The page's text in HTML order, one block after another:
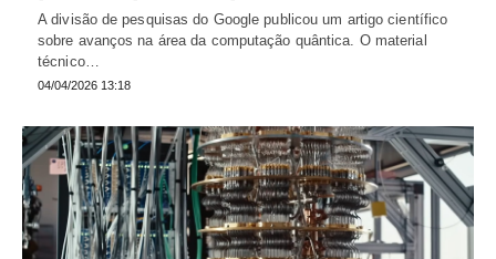
A divisão de pesquisas do Google publicou um artigo científico
sobre avanços na área da computação quântica. O material
técnico…
04/04/2026 13:18